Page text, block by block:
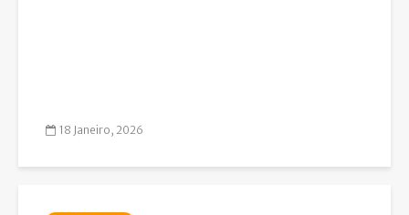
18 Janeiro, 2026